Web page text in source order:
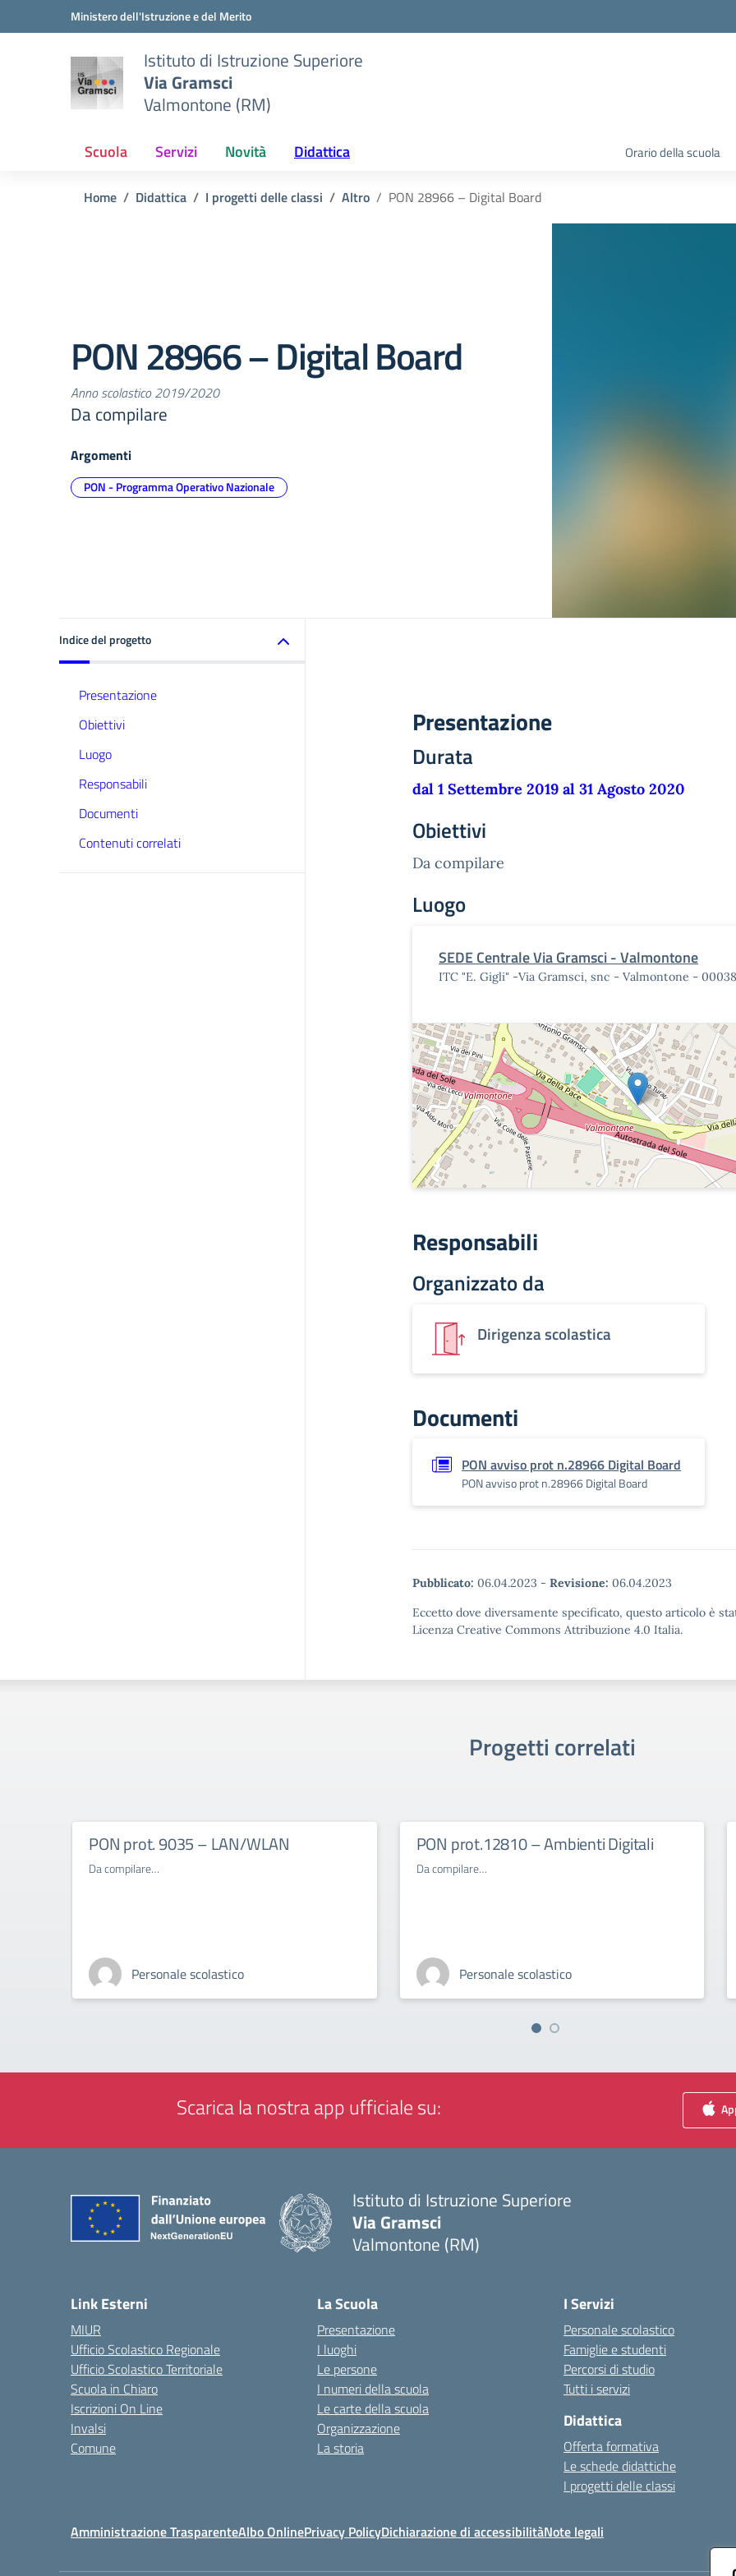
Vai ai contenuti
Vai al menu di navigazioneMinistero dell'Istruzione e del Merito
Istituto di Istruzione Superiore
Via Gramsci
Valmontone (RM)
Scuola Servizi Novità Didattica Orario della scuola
Home Didattica I progetti delle classi Altro PON 28966 – Digital Board
PON 28966 – Digital Board
Anno scolastico 2019/2020
Da compilare
Argomenti
PON - Programma Operativo Nazionale
Indice del progetto
Presentazione
Obiettivi
Luogo
Responsabili
Documenti
Contenuti correlati
Presentazione
Durata
dal 1 Settembre 2019 al 31 Agosto 2020
Obiettivi
Da compilare
Luogo
SEDE Centrale Via Gramsci - Valmontone
ITC "E. Gigli" -Via Gramsci, snc - Valmontone - 00038
Responsabili
Organizzato da
Dirigenza scolastica
Documenti
PON avviso prot n.28966 Digital Board
PON avviso prot n.28966 Digital Board
Pubblicato: 06.04.2023 - Revisione: 06.04.2023
Eccetto dove diversamente specificato, questo articolo è
Licenza Creative Commons Attribuzione 4.0 Italia.
Progetti correlati
PON prot. 9035 – LAN/WLAN
Da compilare…
Personale scolastico
PON prot.12810 – Ambienti Digitali
Da compilare…
Personale scolastico
Scarica la nostra app ufficiale su:
Istituto di Istruzione Superiore
Via Gramsci
Valmontone (RM)
Link Esterni
MIUR
Ufficio Scolastico Regionale
Ufficio Scolastico Territoriale
Scuola in Chiaro
Iscrizioni On Line
Invalsi
Comune
La Scuola
Presentazione
I luoghi
Le persone
I numeri della scuola
Le carte della scuola
Organizzazione
La storia
I Servizi
Personale scolastico
Famiglie e studenti
Percorsi di studio
Tutti i servizi
Didattica
Offerta formativa
Le schede didattiche
I progetti delle classi
Amministrazione TrasparenteAlbo OnlinePrivacy PolicyDichiarazione di accessibilitàNote legali